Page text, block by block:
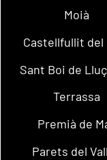
Moià
Castellfullit del
Sant Boi de
Terrassa
Premià de
Parets del